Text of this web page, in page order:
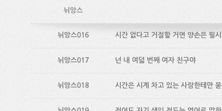
뉘앙스
뉘앙스016 시간 없다고 거절할 거면 양손은 필
뉘앙스017 넌 내 여덟 번째 여자 친구야
뉘앙스018 시간은 시계 차고 있는 사람한테만